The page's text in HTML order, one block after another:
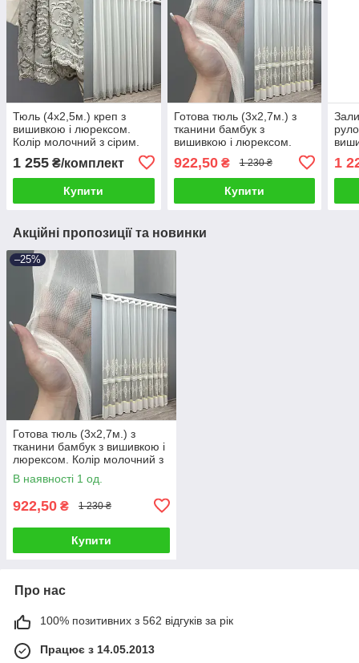
Тюль (4х2,5м.) креп з
вишивкою і люрексом.
Колір молочний з сірим.
1 255 ₴/комплект
Купити
Готова тюль (3х2,7м.) з
тканини бамбук з
вишивкою і люрексом.
золотистим. Код 1710т 42-
0712
922,50₴ 1 230 ₴
Купити
00-
1
Акційні пропозиції та новинки
–25%
Готова тюль (3х2,7м.) з
тканини бамбук з вишивкою і
люрексом. Колір молочний з
золотистим. Код 1710т 42-
0712
В наявності 1 од.
922,50 ₴ 1 230 ₴
Купити
Про нас
100% позитивних з 562 відгуків за рік
Працює з 14.05.2013